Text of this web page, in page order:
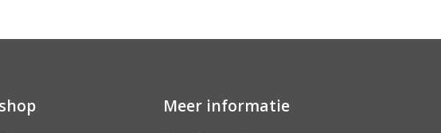
Meer informatie